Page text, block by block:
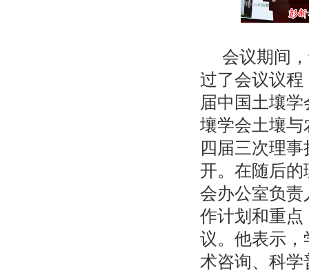
会议期间
过了会议议
届中国土壤
壤学会土壤
四届三次理
开。在随后
会办公室负
作计划和重
议。他表示
术咨询、科